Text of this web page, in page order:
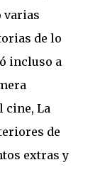
varias
de lo
incluso a
cine, La
de
extras y